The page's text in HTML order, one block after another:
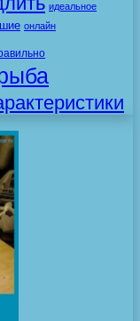
идеальное
онлайн